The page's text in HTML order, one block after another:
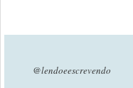
@lendoeescrevendo